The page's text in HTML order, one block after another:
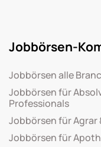
Jobbörsen-
Jobbörsen alle
Jobbörsen für
Professionals
Jobbörsen für
Jobbörsen für